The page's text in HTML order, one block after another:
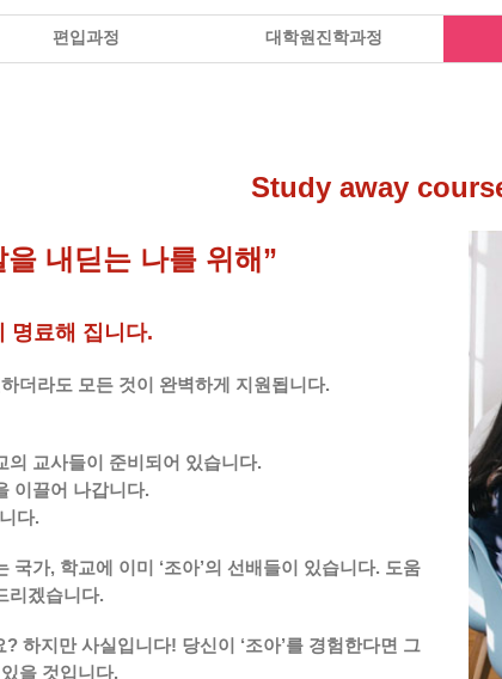
편입과정 대학원진학과정
Study away
내딛는 나를 위해”
명료해 집니다.
더라도 모든 것이 완벽하게 지원됩니다.
의 교사들이 준비되어 있습니다.
이끌어 나갑니다.
다.
국가, 학교에 이미 ‘조아’의 선배들이 있습니다. 도움
리겠습니다.
하지만 사실입니다! 당신이 ‘조아’를 경험한다면 그
을 것입니다.